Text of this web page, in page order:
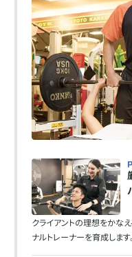
クライアントの理想をかな
ナルトレーナーを育成します。